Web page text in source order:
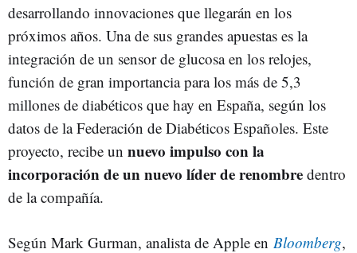
desarrollando innovaciones que llegarán en los
próximos años. Una de sus grandes apuestas es la
integración de un sensor de glucosa en los relojes,
función de gran importancia para los más de 5,3
millones de diabéticos que hay en España, según los
datos de la Federación de Diabéticos Españoles. Este
proyecto, recibe un nuevo impulso con la
incorporación de un nuevo líder de renombre dentro
de la compañía.
Según Mark Gurman, analista de Apple en Bloomberg,